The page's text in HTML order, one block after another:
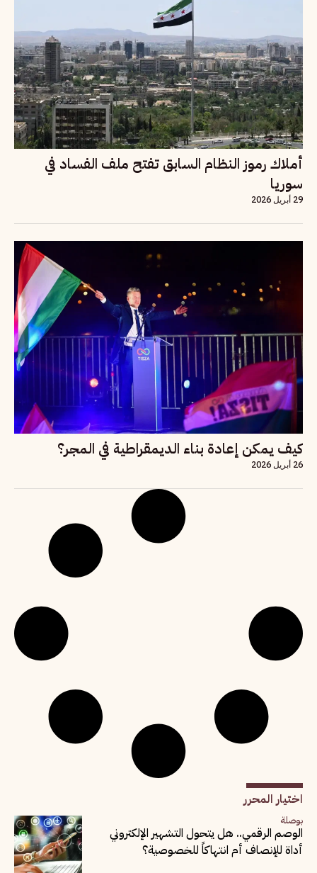
أملاك رموز النظام السابق تفتح ملف الفساد في
سوريا
29 أبريل 2026
كيف يمكن إعادة بناء الديمقراطية في المجر؟
26 أبريل 2026
اختيار المحرر
بوصلة
الوصم الرقمي.. هل يتحول التشهير الإلكتروني
أداة للإنصاف أم انتهاكاً للخصوصية؟